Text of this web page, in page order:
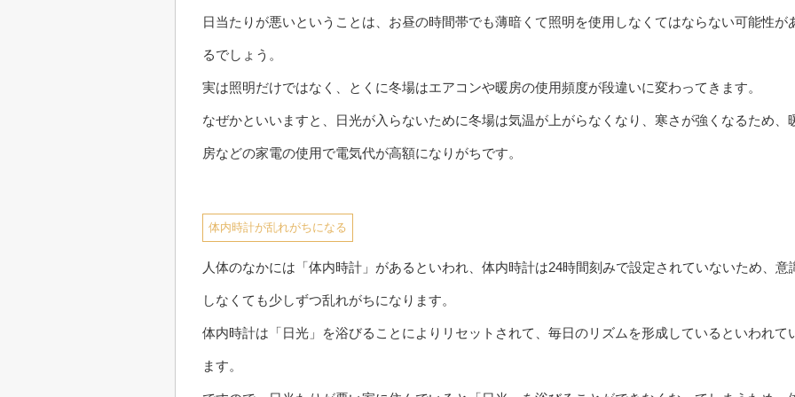
日当たりが悪いということは、お昼の時間帯でも薄暗くて照明を使用しなくてはならない可能性が
るでしょう。
実は照明だけではなく、とくに冬場はエアコンや暖房の使用頻度が段違いに変わってきます。
なぜかといいますと、日光が入らないために冬場は気温が上がらなくなり、寒さが強くなるため、
房などの家電の使用で電気代が高額になりがちです。
体内時計が乱れがちになる
人体のなかには「体内時計」があるといわれ、体内時計は24時間刻みで設定されていないため、意
しなくても少しずつ乱れがちになります。
体内時計は「日光」を浴びることによりリセットされて、毎日のリズムを形成しているといわれて
ます。